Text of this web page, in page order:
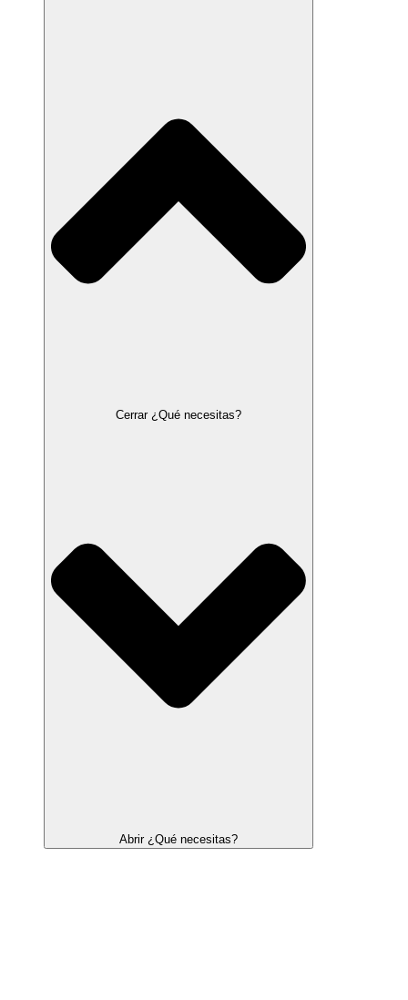
Cerrar ¿Qué necesitas?
Abrir ¿Qué necesitas?